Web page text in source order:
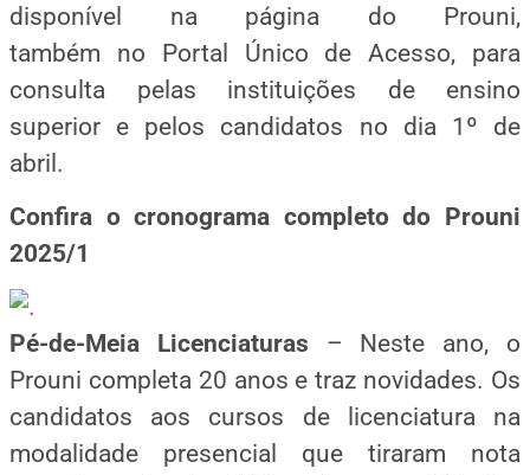
disponível na página do Prouni,
também no Portal Único de Acesso, para
consulta pelas instituições de ensino
superior e pelos candidatos no dia 1º de
abril.
Confira o cronograma completo do Prouni
2025/1
Pé-de-Meia Licenciaturas –
Neste ano, o
Prouni completa 20 anos e traz novidades. Os
candidatos aos cursos de licenciatura na
modalidade presencial que tiraram nota